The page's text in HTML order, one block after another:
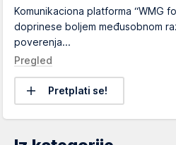
Komunikaciona platforma “WMG
doprinese boljem međusobnom
poverenja...
Pregled
Pretplati se!